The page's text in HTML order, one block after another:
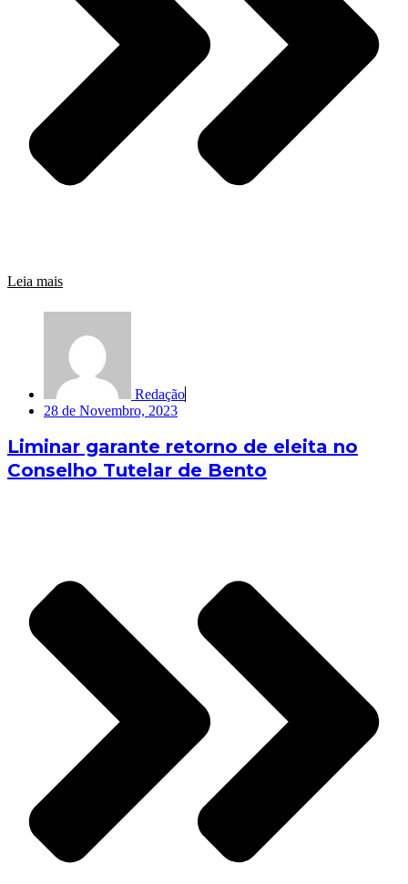
Leia mais
Redação
28 de Novembro, 2023
Liminar garante retorno de eleita no
Conselho Tutelar de Bento